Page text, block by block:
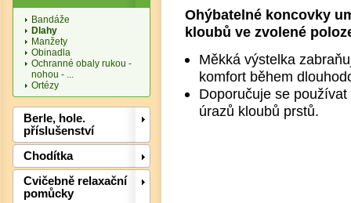
Bandáže
Dlahy
Manžety
Obinadla
Ochranné obaly rukou -
nohou - ...
Ortézy
Berle, hole.
příslušenství
Chodítka
Cvičebně relaxační
pomůcky
Ohýbatelné koncovky
kloubů ve zvolené
Měkká výstelka
komfort během
Doporučuje se
úrazů kloubů prstů.